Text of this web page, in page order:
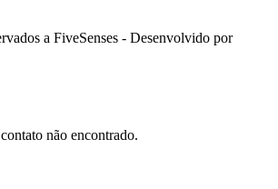
a FiveSenses - Desenvolvido por
não encontrado.